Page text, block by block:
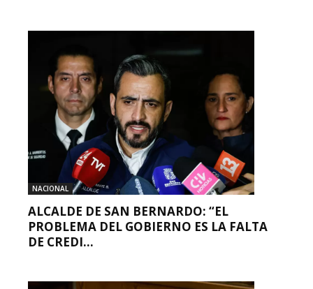
NACIONAL
ALCALDE DE SAN BERNARDO: “EL
PROBLEMA DEL GOBIERNO ES LA FALTA
DE CREDI...